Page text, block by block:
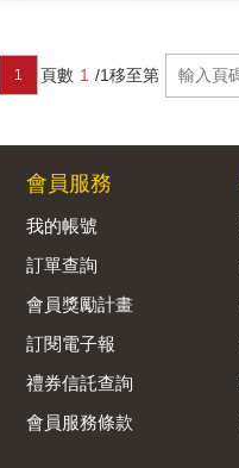
1 頁數 1 /1移至第
會員服務
我的帳號
訂單查詢
會員獎勵計畫
訂閱電子報
禮券信託查詢
會員服務條款